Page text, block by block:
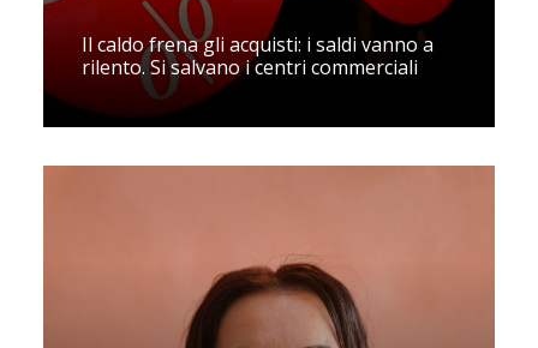
Il caldo frena gli acquisti: i saldi vanno a
rilento. Si salvano i centri commerciali